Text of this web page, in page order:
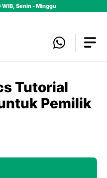
Senin - Minggu
Tutorial
Pemilik